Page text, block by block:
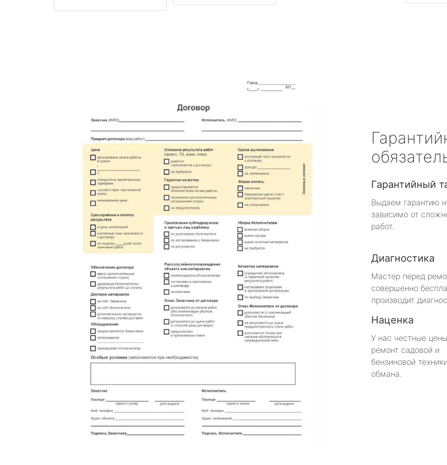
Гарантийный
Выдаем гарантию
зависимо от
работ.
Диагностика
Мастер перед
совершенно
производит
Наценка
У нас честные
ремонт садовой и
бензиновой
обмана.